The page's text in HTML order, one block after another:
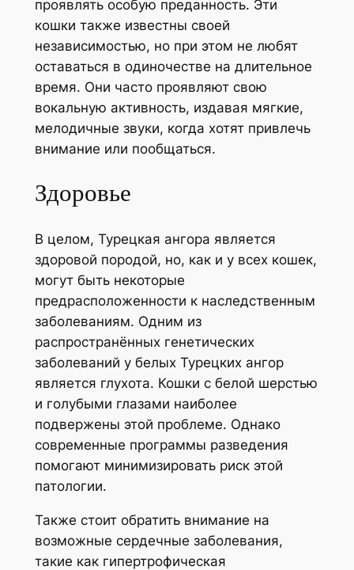
проявлять особую преданность. Эти
кошки также известны своей
независимостью, но при этом не любят
оставаться в одиночестве на длительное
время. Они часто проявляют свою
вокальную активность, издавая мягкие,
мелодичные звуки, когда хотят привлечь
внимание или пообщаться.
Здоровье
В целом, Турецкая ангора является
здоровой породой, но, как и у всех кошек,
могут быть некоторые
предрасположенности к наследственным
заболеваниям. Одним из
распространённых генетических
заболеваний у белых Турецких ангор
является глухота. Кошки с белой шерстью
и голубыми глазами наиболее
подвержены этой проблеме. Однако
современные программы разведения
помогают минимизировать риск этой
патологии.
Также стоит обратить внимание на
возможные сердечные заболевания,
такие как гипертрофическая